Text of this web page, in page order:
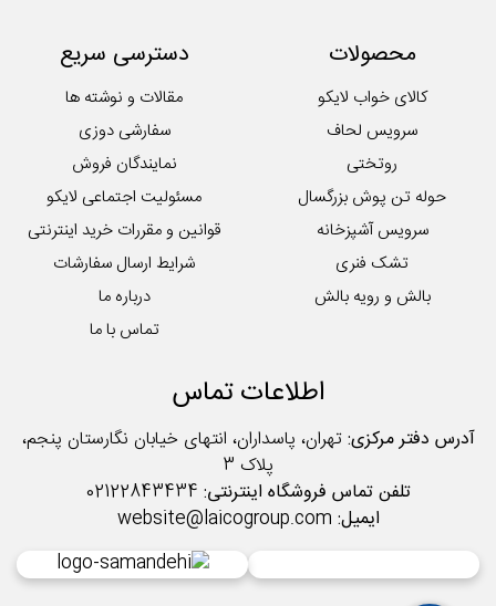
محصولات
کالای خواب لایکو
سرویس لحاف
روتختی
حوله تن پوش بزرگسال
سرویس آشپزخانه
تشک فنری
بالش و رویه بالش
دسترسی سریع
مقالات و نوشته ها
سفارشی دوزی
نمایندگان فروش
مسئولیت اجتماعی لایکو
قوانین و مقررات خرید اینترنتی
شرایط ارسال سفارشات
درباره ما
تماس با ما
اطلاعات تماس
آدرس دفتر مرکزی:تهران، پاسداران، انتهای خیابان نگارستان پنجم،
پلاک 3
تلفن تماس فروشگاه اینترنتی:
ایمیل: website@laicogroup.com